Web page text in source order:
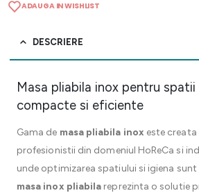
ADAUGA IN WISHLIST
DESCRIERE
Masa pliabila inox pentru
compacte si eficiente
Gama de masa pliabila inox este
profesionistii din domeniul HoReCa si
unde optimizarea spatiului si igiena sunt
masa inox pliabila reprezinta o solutie